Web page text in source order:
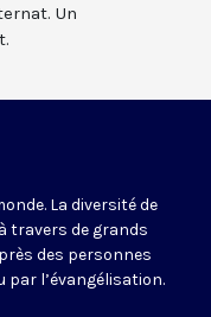
Un
La diversité de
travers de grands
des personnes
par l’évangélisation.